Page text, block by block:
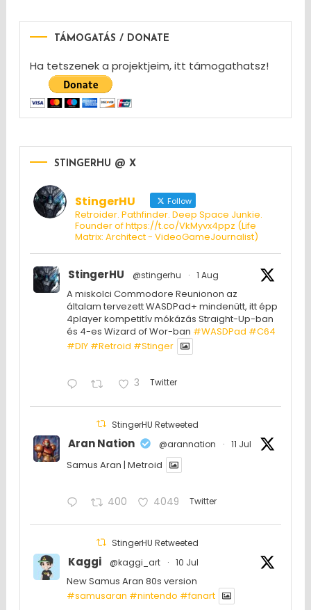
TÁMOGATÁS / DONATE
Ha tetszenek a projektjeim, itt támogathatsz!
STINGERHU @ X
StingerHU Follow
Retroider. Pathfinder. Deep Space Junkie.
Founder of https://t.co/VkMyvx4ppz (Life
Matrix: Architect - VideoGameJournalist)
StingerHU @stingerhu · 1 Aug
A miskolci Commodore Reunionon az
általam tervezett WASDPad+ mindenütt, itt épp
4player kompetitív mókázás Straight-Up-ban
és 4-es Wizard of Wor-ban #WASDPad #C64
#DIY #Retroid #Stinger
3 Twitter
StingerHU Retweeted
Aran Nation @arannation · 11 Jul
Samus Aran | Metroid
400 4049 Twitter
StingerHU Retweeted
Kaggi @kaggi_art · 10 Jul
New Samus Aran 80s version
#samusaran #nintendo #fanartㅤㅤㅤㅤ